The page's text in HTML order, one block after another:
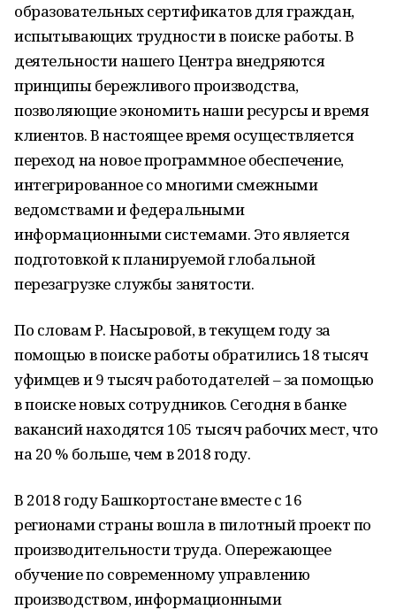
образовательных сертификатов для граждан,
испытывающих трудности в поиске работы. В
деятельности нашего Центра внедряются
принципы бережливого производства,
позволяющие экономить наши ресурсы и время
клиентов. В настоящее время осуществляется
переход на новое программное обеспечение,
интегрированное со многими смежными
ведомствами и федеральными
информационными системами. Это является
подготовкой к планируемой глобальной
перезагрузке службы занятости.
По словам Р. Насыровой, в текущем году за
помощью в поиске работы обратились 18 тысяч
уфимцев и 9 тысяч работодателей – за помощью
в поиске новых сотрудников. Сегодня в банке
вакансий находятся 105 тысяч рабочих мест, что
на 20 % больше, чем в 2018 году.
В 2018 году Башкортостане вместе с 16
регионами страны вошла в пилотный проект по
производительности труда. Опережающее
обучение по современному управлению
производством, информационными